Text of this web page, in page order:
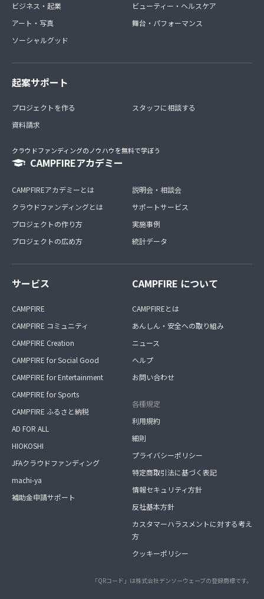
ビジネス・起業
アート・写真
ソーシャルグッド
ビューティー・ヘルスケア
舞台・パフォーマンス
起案サポート
プロジェクトを作る
資料請求
スタッフに相談する
クラウドファンディングのノウハウを無料で学ぼう
CAMPFIREアカデミー
CAMPFIREアカデミーとは
クラウドファンディングとは
プロジェクトの作り方
プロジェクトの広め方
説明会・相談会
サポートサービス
実施事例
統計データ
サービス
CAMPFIRE
CAMPFIRE コミュニティ
CAMPFIRE Creation
CAMPFIRE for Social Good
CAMPFIRE for Entertainment
CAMPFIRE for Sports
CAMPFIRE ふるさと納税
AD FOR ALL
HIOKOSHI
JFAクラウドファンディング
machi-ya
補助金申請サポート
CAMPFIRE について
CAMPFIREとは
あんしん・安全への取り組み
ニュース
ヘルプ
お問い合わせ
各種規定
利用規約
細則
プライバシーポリシー
特定商取引法に基づく表記
情報セキュリティ方針
反社基本方針
カスタマーハラスメントに対する考え
方
クッキーポリシー
「QRコード」は株式会社デンソーウェーブの登録商標です。